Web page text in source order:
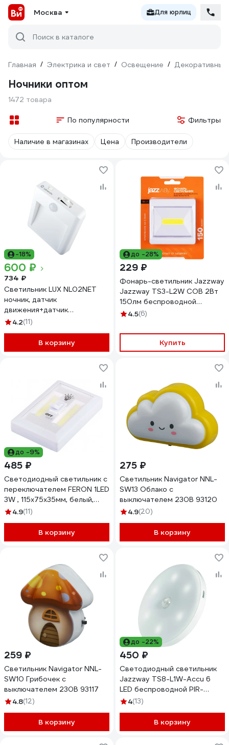
Москва Для юрлиц
Поиск в каталоге
Главная / Электрика и свет / Освещение / Декоративный
Ночники оптом
1472 товара
По популярности Фильтры
Наличие в магазинах Цена Производители
-18%
600 ₽
734 ₽
Светильник LUX NL02NET
ночник, датчик
движения+датчик
освещенности garin 18787
4.2(11)
В корзину
до -28%
229 ₽
Фонарь-светильник Jazzway
Jаzzway TS3-L2W COB 2Вт
150лм беспроводной
стилизованный под
3хAAA (не в комплекте )
белый 5023345
4.5(6)
Купить
до -9%
485 ₽
Светодиодный светильник с
переключателем FERON 1LED
3W , 115х75х35мм, белый,
FN1208 23379
4.9(11)
В корзину
275 ₽
Светильник Navigator NNL-
SW13 Облако с
выключателем 230В 93120
4.9(20)
В корзину
259 ₽
Светильник Navigator NNL-
SW10 Грибочек с
выключателем 230В 93117
4.8(12)
В корзину
до -22%
450 ₽
Светодиодный светильник
Jazzway TS8-L1W-Accu 6
LED беспроводной PIR-
датчик магнитное крепление
4(13)
В корзину